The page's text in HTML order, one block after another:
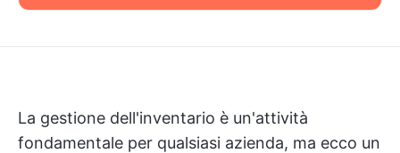
La gestione dell'inventario è un'attività
fondamentale per qualsiasi azienda, ma ecco un